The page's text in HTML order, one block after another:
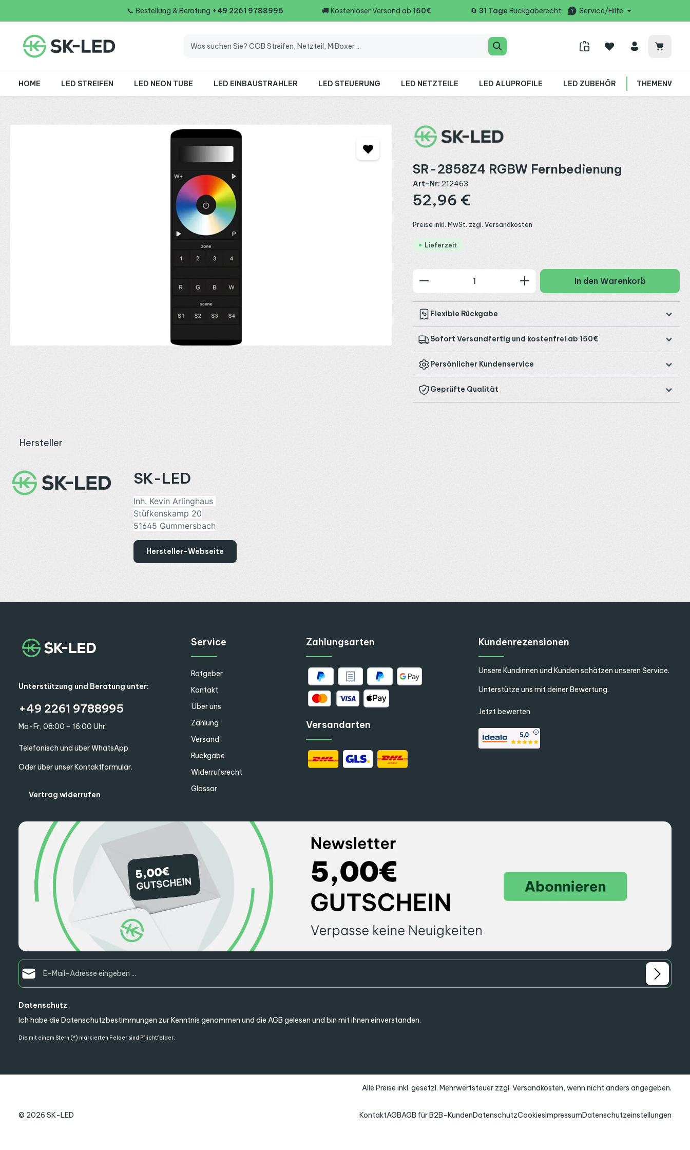
📞 Bestellung & Beratung +49 2261 9788995 🚚 Kostenloser Versand ab 150€ 🔄 31 Tage Rückgaberecht Service/Hilfe
HOME LED STREIFEN LED NEON TUBE LED EINBAUSTRAHLER LED STEUERUNG LED NETZTEILE LED ALUPROFILE LED ZUBEHÖR
SR-2858Z4 RGBW Fernbedienung
Art-Nr: 212463
Regulärer Preis:
52,96 €
Preise inkl. MwSt. zzgl. Versandkosten
Lieferzeit
Produkt Anzahl: Gib den gewünschten Wert
In den Warenkorb
Flexible Rückgabe
Sofort Versandfertig und kostenfrei ab 150€
Persönlicher Kundenservice
Geprüfte Qualität
Hersteller
SK-LED
Inh. Kevin Arlinghaus
Stüfkenskamp 20
51645 Gummersbach
Hersteller-Webseite
Unterstützung und Beratung unter:
+49 2261 9788995
Mo-Fr, 08:00 - 16:00 Uhr.
Telefonisch und über WhatsApp
Oder über unserKontaktformular.
Vertrag widerrufen
Service
Ratgeber
Kontakt
Über uns
Zahlung
Versand
Rückgabe
Widerrufsrecht
Glossar
Zahlungsarten
Versandarten
Kundenrezensionen
Unsere Kundinnen und Kunden schätzen unseren Service.
Unterstütze uns mit deiner Bewertung.
Jetzt bewerten
E-Mail-Adresse*
Datenschutz
Ich habe die Datenschutzbestimmungen zur Kenntnis genommen und die AGB gelesen und bin mit ihnen einverstanden.
Die mit einem Stern (*) markierten Felder sind Pflichtfelder.
Alle Preise inkl. gesetzl. Mehrwertsteuer zzgl. Versandkosten, wenn nicht anders angegeben.
© 2026 SK-LED KontaktAGBAGB für B2B-KundenDatenschutzCookiesImpressumDatenschutzeinstellungen